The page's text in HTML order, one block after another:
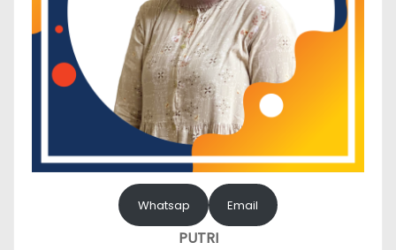
Whatsap Email
PUTRI